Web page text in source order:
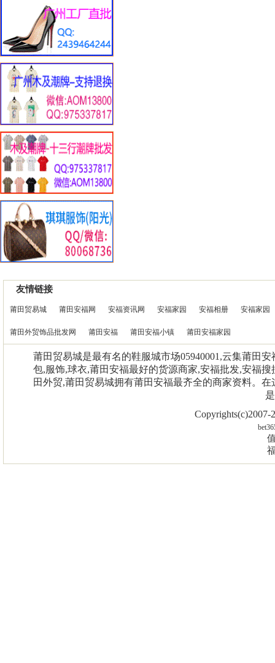
友情链接
莆田贸易城 莆田安福网 安福资讯网 安福家园 安福相册 安福家园
莆田外贸饰品批发网 莆田安福 莆田安福小镇 莆田安福家园
莆田贸易城是最有名的鞋服城市场05940001,云集莆田
包,服饰,球衣,莆田安福最好的货源商家,安福批发,安福
田外贸,莆田贸易城拥有莆田安福最齐全的商家资料。